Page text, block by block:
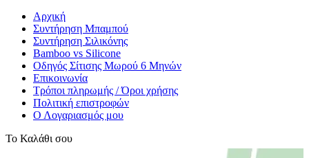
Αρχική
Συντήρηση Μπαμπού
Συντήρηση Σιλικόνης
Bamboo vs Silicone
Οδηγός Σίτισης Μωρού 6 Μηνών
Επικοινωνία
Τρόποι πληρωμής / Όροι χρήσης
Πολιτική επιστροφών
Ο Λογαριασμός μου
Το Καλάθι σου